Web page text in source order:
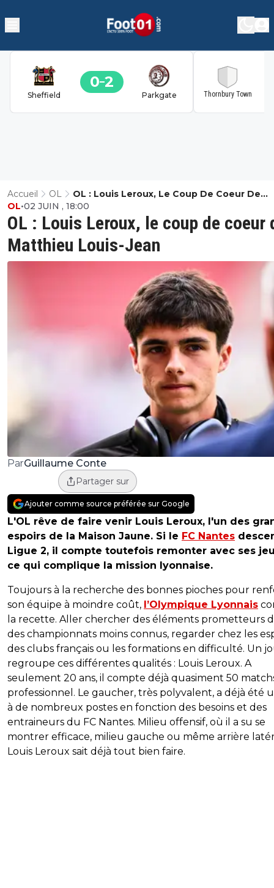
Sheffield
0 2
Parkgate Thornbury Town
Accueil OL
OL : Louis Leroux, Le Coup De Coeur De
Matthieu Louis-Jean
OL : Louis Leroux, le coup de coeur
Matthieu Louis-Jean
OL•02 JUIN , 18:00
ParGuillaume Conte
Partager sur
Ajouter comme source préférée sur Google
L'OL rêve de faire venir Louis Leroux, l'un des
espoirs de la Maison Jaune. Si le FC Nantes
Ligue 2, il compte toutefois remonter avec ses
ce qui complique la mission lyonnaise.
Toujours à la recherche des bonnes pioches pour
son équipe à moindre coût, l’Olympique Lyonnais
la recette. Aller chercher des éléments prometteurs
des championnats moins connus, regarder chez les
des clubs français ou les formations en difficulté. Un
regroupe ces différentes qualités : Louis Leroux. A
seulement 20 ans, il compte déjà quasiment 50
professionnel. Le gaucher, très polyvalent, a déjà été
à de nombreux postes en fonction des besoins et des
entraineurs du FC Nantes. Milieu offensif, où il a su se
montrer efficace, milieu gauche ou même arrière
Louis Leroux sait déjà tout bien faire.